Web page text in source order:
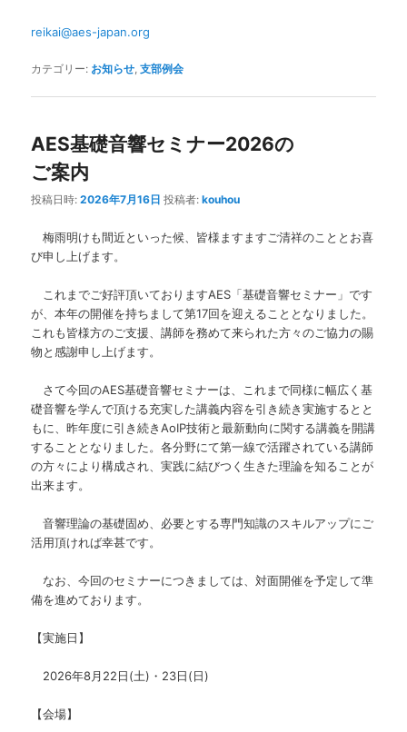
reikai@aes-japan.org
カテゴリー: お知らせ ,支部例会
AES基礎音響セミナー2026の
ご案内
投稿日時:2026年7月16日 投稿者:kouhou
梅雨明けも間近といった候、皆様ますますご清祥のこととお喜
び申し上げます。
これまでご好評頂いておりますAES「基礎音響セミナー」です
が、本年の開催を持ちまして第17回を迎えることとなりました。
これも皆様方のご支援、講師を務めて来られた方々のご協力の賜
物と感謝申し上げます。
さて今回のAES基礎音響セミナーは、これまで同様に幅広く基
礎音響を学んで頂ける充実した講義内容を引き続き実施するとと
もに、昨年度に引き続きAoIP技術と最新動向に関する講義を開講
することとなりました。各分野にて第一線で活躍されている講師
の方々により構成され、実践に結びつく生きた理論を知ることが
出来ます。
音響理論の基礎固め、必要とする専門知識のスキルアップにご
活用頂ければ幸甚です。
なお、今回のセミナーにつきましては、対面開催を予定して準
備を進めております。
【実施日】
2026年8月22日(土)・23日(日)
【会場】